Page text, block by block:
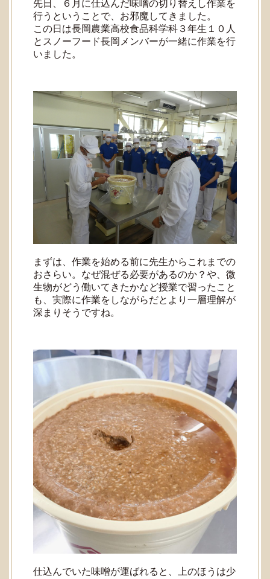
先日、６月に仕込んだ味噌の切り替えし作業を
行うということで、お邪魔してきました。
この日は長岡農業高校食品科学科３年生１０人
とスノーフード長岡メンバーが一緒に作業を行
いました。
まずは、作業を始める前に先生からこれまでの
おさらい。なぜ混ぜる必要があるのか？や、微
生物がどう働いてきたかなど授業で習ったこと
も、実際に作業をしながらだとより一層理解が
深まりそうですね。
仕込んでいた味噌が運ばれると、上のほうは少